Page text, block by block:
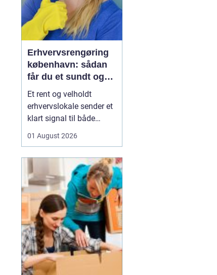
Erhvervsrengøring
københavn: sådan
får du et sundt og
professionelt
arbejdsmiljø
Et rent og velholdt
erhvervslokale sender et
klart signal til både
Mange virksomheder i
først værdien af
professionel rengøring,
når støvniveauet stiger,
medarbejdere klager
over indeklimaet, eller
kunder kom...
01 August 2026